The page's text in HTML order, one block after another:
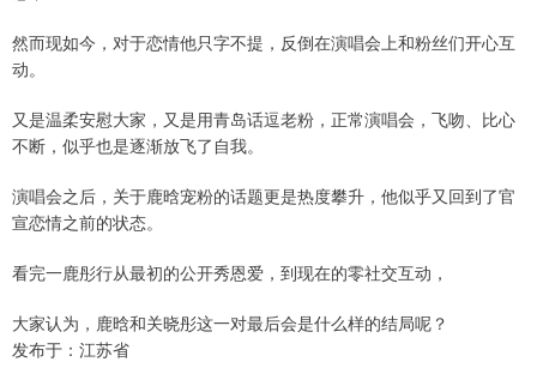
然而现如今，对于恋情他只字不提，反倒在演唱会上和粉丝们开心互
动。
又是温柔安慰大家，又是用青岛话逗老粉，正常演唱会，飞吻、比心
不断，似乎也是逐渐放飞了自我。
演唱会之后，关于鹿晗宠粉的话题更是热度攀升，他似乎又回到了官
宣恋情之前的状态。
看完一鹿彤行从最初的公开秀恩爱，到现在的零社交互动，
大家认为，鹿晗和关晓彤这一对最后会是什么样的结局呢？
发布于：江苏省